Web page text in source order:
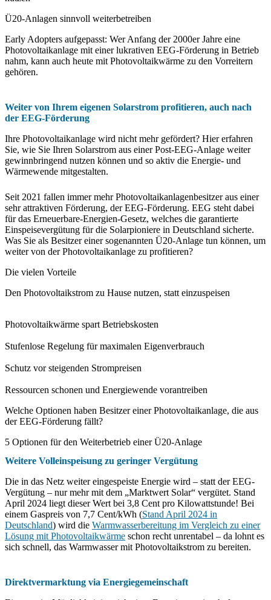
Ü20-Anlagen sinnvoll weiterbetreiben
Early Adopters aufgepasst: Wer Anfang der 2000er Jahre eine
Photovoltaikanlage mit einer lukrativen EEG-Förderung in Betrieb
nahm, kann auch heute mit Photovoltaikwärme zu den Vorreitern
gehören.
Weiter von Ihrem eigenen Solarstrom profitieren, auch nach
der EEG-Förderung
Ihre Photovoltaikanlage wird nicht mehr gefördert? Hier erfahren
Sie, wie Sie Ihren Solarstrom aus einer Post-EEG-Anlage weiter
gewinnbringend nutzen können und so aktiv die Energie- und
Wärmewende mitgestalten.
Seit 2021 fallen immer mehr Photovoltaikanlagenbesitzer aus einer
sehr attraktiven Förderung, der EEG-Förderung. EEG steht dabei
für das Erneuerbare-Energien-Gesetz, welches die garantierte
Einspeisevergütung für die Solarpioniere in Deutschland sicherte.
Was Sie als Besitzer einer sogenannten Ü20-Anlage tun können, um
weiter von der Photovoltaikanlage zu profitieren?
Die vielen Vorteile
Den Photovoltaikstrom zu Hause nutzen, statt einzuspeisen
Photovoltaikwärme spart Betriebskosten
Stufenlose Regelung für maximalen Eigenverbrauch
Schutz vor steigenden Strompreisen
Ressourcen schonen und Energiewende vorantreiben
Welche Optionen haben Besitzer einer Photovoltaikanlage, die aus
der EEG-Förderung fällt?
5 Optionen für den Weiterbetrieb einer Ü20-Anlage
Weitere Volleinspeisung zu geringer Vergütung
Die in das Netz weiter eingespeiste Energie wird – statt der EEG-
Vergütung – nur mehr mit dem „Marktwert Solar“ vergütet. Stand
April 2024 liegt dieser Wert bei 3,8 Cent pro Kilowattstunde! Bei
einem Gaspreis von 7,7 Cent/kWh (Stand April 2024 in
Deutschland) wird die Warmwasserbereitung im Vergleich zu einer
Lösung mit Photovoltaikwärme schon recht unrentabel – da lohnt es
sich schnell, das Warmwasser mit Photovoltaikstrom zu bereiten.
Direktvermarktung via Energiegemeinschaft